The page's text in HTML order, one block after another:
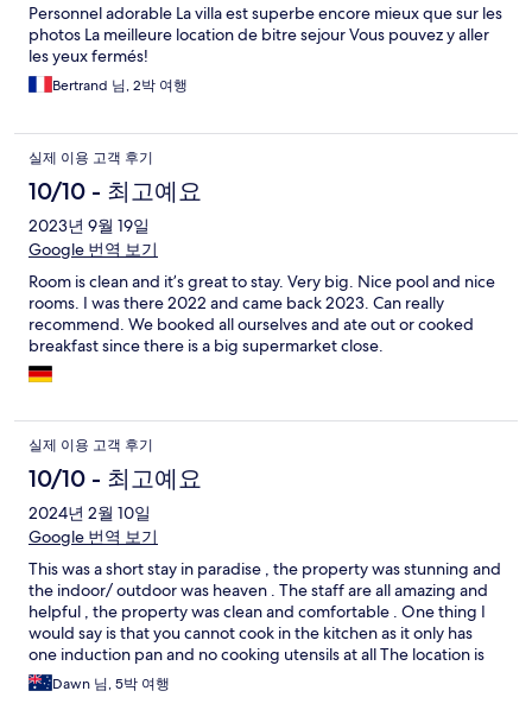
Personnel adorable La villa est superbe encore mieux que sur les
photos La meilleure location de bitre sejour Vous pouvez y aller
les yeux fermés!
Bertrand 님, 2박 여행
실제 이용 고객 후기
10/10 - 최고예요
2023년 9월 19일
Google 번역 보기
Room is clean and it’s great to stay. Very big. Nice pool and nice
rooms. I was there 2022 and came back 2023. Can really
recommend. We booked all ourselves and ate out or cooked
breakfast since there is a big supermarket close.
실제 이용 고객 후기
10/10 - 최고예요
2024년 2월 10일
Google 번역 보기
This was a short stay in paradise , the property was stunning and
the indoor/ outdoor was heaven . The staff are all amazing and
helpful , the property was clean and comfortable . One thing I
would say is that you cannot cook in the kitchen as it only has
one induction pan and no cooking utensils at all The location is
not near bars or restaurants and so a taxi is required most of the
time , but this is not a big problem as the beautiful
Dawn 님, 5박 여행